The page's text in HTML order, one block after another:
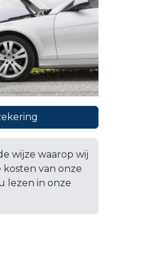
wijze waarop wij
kosten van onze
lezen in onze